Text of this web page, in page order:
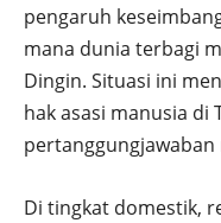
pengaruh
mana dunia terbagi
Dingin. Situasi ini
hak asasi manusia di
pertanggungjawaban
Di tingkat domestik,